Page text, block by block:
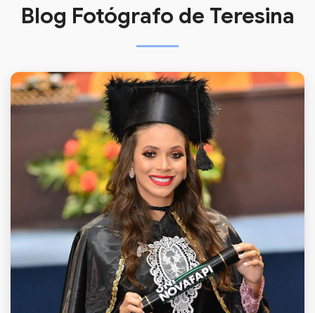
Blog Fotógrafo de Teresina